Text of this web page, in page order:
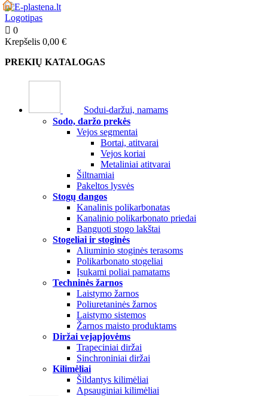
0
Krepšelis 0,00 €
PREKIŲ KATALOGAS
Sodui-daržui, namams
Sodo, daržo prekės
Vejos segmentai
Bortai, atitvarai
Vejos koriai
Metaliniai atitvarai
Šiltnamiai
Pakeltos lysvės
Stogų dangos
Kanalinis polikarbonatas
Kanalinio polikarbonato priedai
Banguoti stogo lakštai
Stogeliai ir stoginės
Aliuminio stoginės terasoms
Polikarbonato stogeliai
Įsukami poliai pamatams
Techninės žarnos
Laistymo žarnos
Poliuretaninės žarnos
Laistymo sistemos
Žarnos maisto produktams
Diržai vejapjovėms
Trapeciniai diržai
Sinchroniniai diržai
Kilimėliai
Šildantys kilimėliai
Apsauginiai kilimėliai